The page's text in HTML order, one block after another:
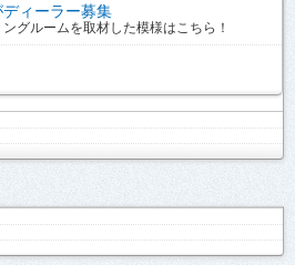
ィーラー募集
グルームを取材した模様はこちら！